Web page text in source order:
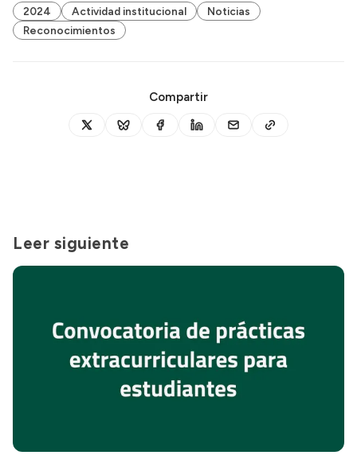
2024 Actividad institucional
Noticias
Reconocimientos
Compartir
Leer siguiente